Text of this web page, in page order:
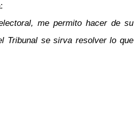
me permito hacer de su
Tribunal se sirva resolver lo que